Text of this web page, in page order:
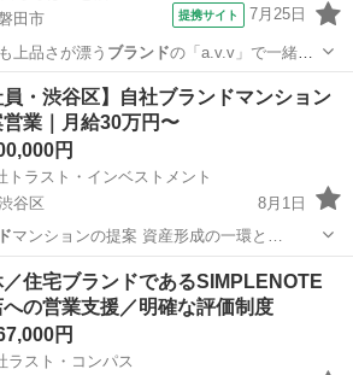
田市
提携サイト 7月25日
上品さが漂う ブランドの「a.v.v」で一緒に
ッション
員・渋谷区】自社ブランドマンション
業｜月給30万円〜
円
トラスト・インベストメント
谷区
8月1日
マンションの提案 資産形成の一環と…
ブランド
／住宅ブランドであるSIMPLENOTE
への営業支援／明確な評価制度
円
ラスト・コンパス